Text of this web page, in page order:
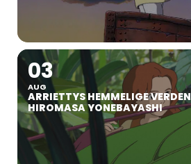
03
AUG
ARRIETTYS HEMMELIGE
HIROMASA YONEBAYASHI